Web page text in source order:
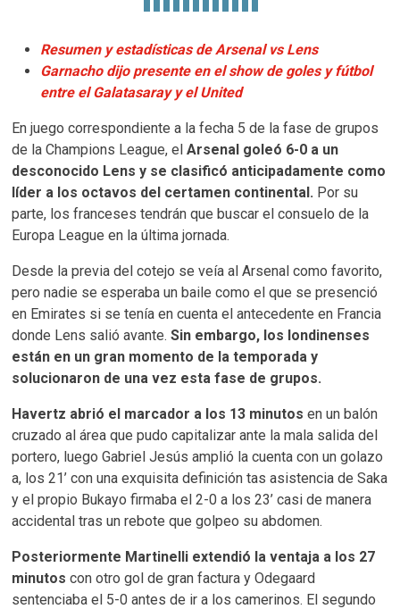
Resumen y estadísticas de Arsenal vs Lens
Garnacho dijo presente en el show de goles y fútbol
entre el Galatasaray y el United
En juego correspondiente a la fecha 5 de la fase de grupos
de la Champions League, elArsenal goleó 6-0 a un
desconocido Lens y se clasificó anticipadamente como
líder a los octavos del certamen continental. Por su
parte, los franceses tendrán que buscar el consuelo de la
Europa League en la última jornada.
Desde la previa del cotejo se veía al Arsenal como favorito,
pero nadie se esperaba un baile como el que se presenció
en Emirates si se tenía en cuenta el antecedente en Francia
donde Lens salió avante.Sin embargo, los londinenses
están en un gran momento de la temporada y
solucionaron de una vez esta fase de grupos.
Havertz abrió el marcador a los 13 minutos en un balón
cruzado al área que pudo capitalizar ante la mala salida del
portero, luego Gabriel Jesús amplió la cuenta con un golazo
a, los 21’ con una exquisita definición tas asistencia de Saka
y el propio Bukayo firmaba el 2-0 a los 23’ casi de manera
accidental tras un rebote que golpeo su abdomen.
Posteriormente Martinelli extendió la ventaja a los 27
minutoscon otro gol de gran factura y Odegaard
sentenciaba el 5-0 antes de ir a los camerinos. El segundo